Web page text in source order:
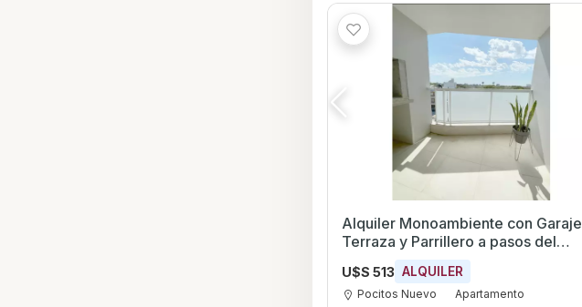
Alquiler Monoambiente con Garaje
Terraza y Parrillero a pasos del
Shopping
U$S 513 ALQUILER
Pocitos Nuevo Apartamento